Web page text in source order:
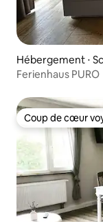
Hébergement ⋅
Ferienhaus PURO
Coup de cœur
Coup de cœur